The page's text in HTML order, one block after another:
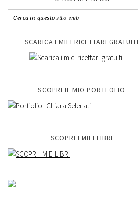
SCARICA I MIEI RICETTARI GRATUITI
SCOPRI IL MIO PORTFOLIO
SCOPRI I MIEI LIBRI